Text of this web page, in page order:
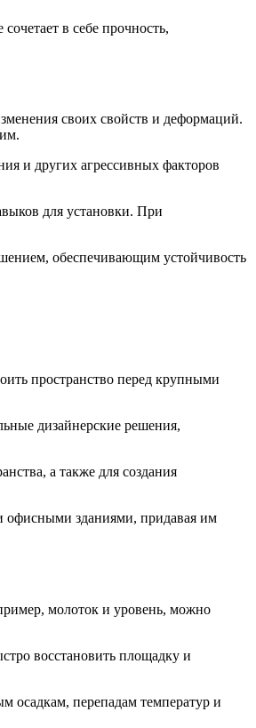
в себе прочность,
своих свойств и деформаций.
и других агрессивных факторов
для установки. При
обеспечивающим устойчивость
пространство перед крупными
дизайнерские решения,
а также для создания
офисными зданиями, придавая им
молоток и уровень, можно
восстановить площадку и
осадкам, перепадам температур и